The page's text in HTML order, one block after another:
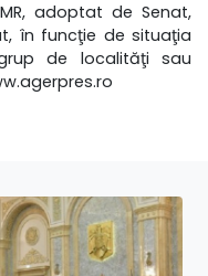
adoptat de Senat,
în funcţie de situaţia
de localităţi sau